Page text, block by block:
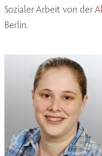
Sozialer Arbeit von der
Berlin.